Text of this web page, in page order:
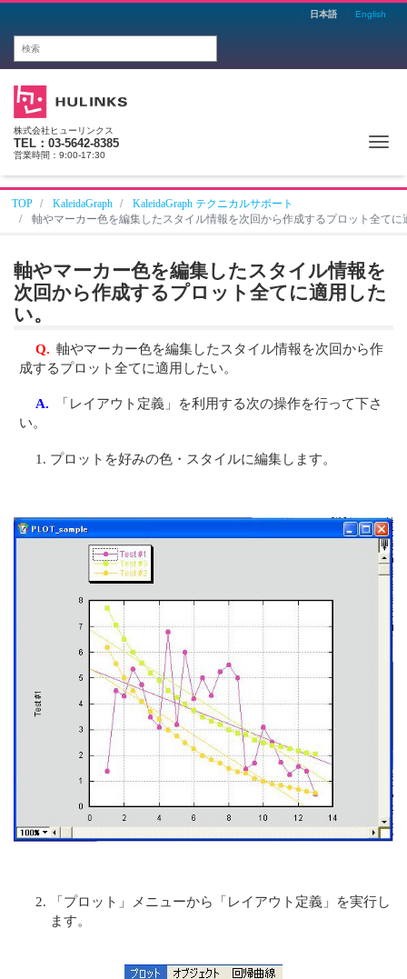
日本語 English
株式会社ヒューリンクス
TEL：03-5642-8385
営業時間：9:00-17:30
TOP KaleidaGraph
KaleidaGraph テクニカルサポート
軸やマーカー色を編集したスタイル情報を次回から作成するプロット全てに
軸やマーカー色を編集したスタイル情報を
次回から作成するプロット全てに適用した
い。
Q. 軸やマーカー色を編集したスタイル情報を次回から作
成するプロット全てに適用したい。
A.
「レイアウト定義」を利用する次の操作を行って下さ
い。
プロットを好みの色・スタイルに編集します。
「プロット」メニューから「レイアウト定義」を実行し
ます。